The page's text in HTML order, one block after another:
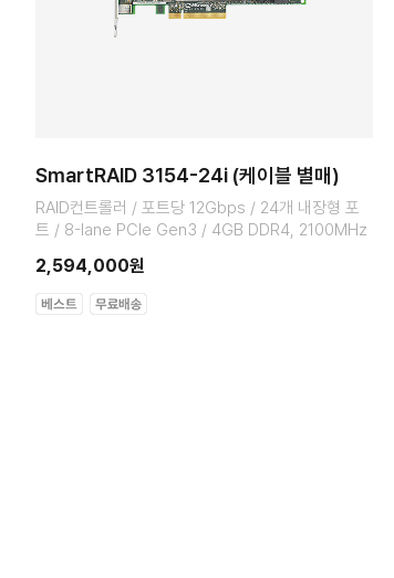
SmartRAID 3154-24i (케이블 별매)
RAID컨트롤러 / 포트당 12Gbps / 24개 내장형 포
트 / 8-lane PCIe Gen3 / 4GB DDR4, 2100MHz
2,594,000원